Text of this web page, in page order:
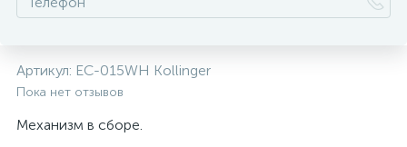
Артикул: EC-015WH Kollinger
Пока нет отзывов
Механизм в сборе.